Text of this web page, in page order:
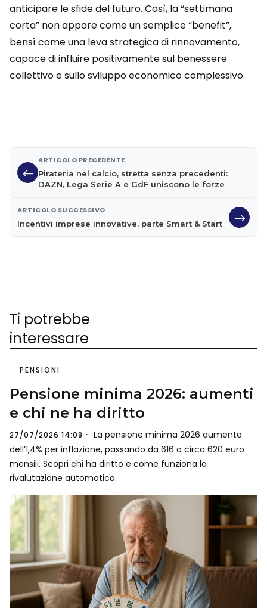
anticipare le sfide del futuro. Così, la “settimana
corta” non appare come un semplice “benefit”,
bensì come una leva strategica di rinnovamento,
capace di influire positivamente sul benessere
collettivo e sullo sviluppo economico complessivo.
ARTICOLO PRECEDENTE
Pirateria nel calcio, stretta senza precedenti:
DAZN, Lega Serie A e GdF uniscono le forze
ARTICOLO SUCCESSIVO
Incentivi imprese innovative, parte Smart & Start
Ti potrebbe
interessare
PENSIONI
Pensione minima 2026: aumenti
e chi ne ha diritto
27/07/2026 14:08
La pensione minima 2026 aumenta
dell’1,4% per inflazione, passando da 616 a circa 620 euro
mensili. Scopri chi ha diritto e come funziona la
rivalutazione automatica.